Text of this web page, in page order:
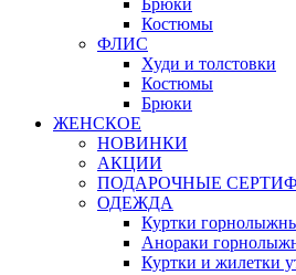
Брюки
Костюмы
ФЛИС
Худи и толстовки
Костюмы
Брюки
ЖЕНСКОЕ
НОВИНКИ
АКЦИИ
ПОДАРОЧНЫЕ
ОДЕЖДА
Куртки
Анораки
Куртки и жилетки